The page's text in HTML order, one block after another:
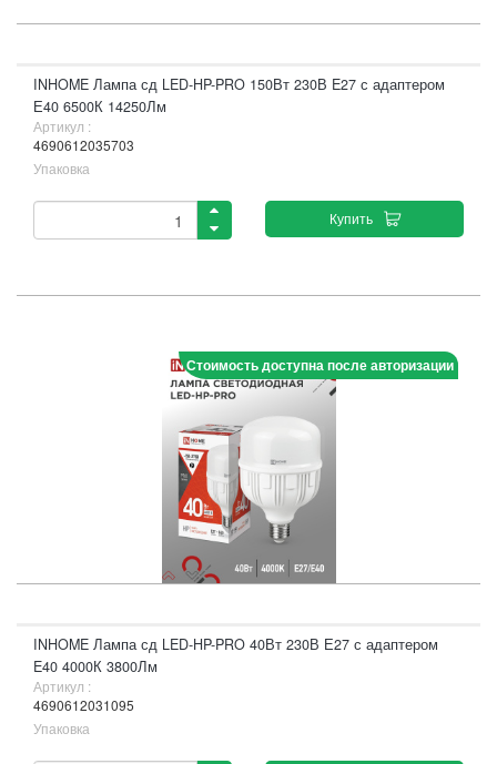
INHOME Лампа сд LED-HP-PRO 150Вт 230В E27 с адаптером
Е40 6500К 14250Лм
Артикул :
4690612035703
Упаковка
Купить
Стоимость доступна после авторизации
INHOME Лампа сд LED-HP-PRO 40Вт 230В Е27 с адаптером
E40 4000К 3800Лм
Артикул :
4690612031095
Упаковка